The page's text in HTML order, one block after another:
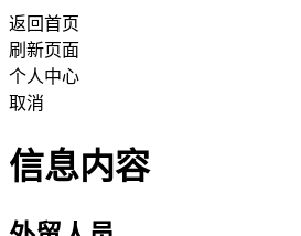
返回首页
刷新页面
个人中心
取消
信息内容